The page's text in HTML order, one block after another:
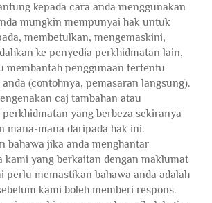
kepada cara anda menggunakan
mungkin mempunyai hak untuk
membetulkan, mengemaskini,
ke penyedia perkhidmatan lain,
membantah penggunaan tertentu
(contohnya, pemasaran langsung).
caj tambahan atau
yang berbeza sekiranya
mana-mana daripada hak ini.
bahawa jika anda menghantar
kami yang berkaitan dengan maklumat
perlu memastikan bahawa anda adalah
kami boleh memberi respons.